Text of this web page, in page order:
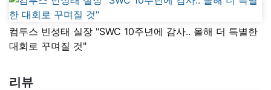
컴투스 빈성태 실장 "SWC 10주년에 감사.. 올해 더 특별한
대회로 꾸며질 것"
리뷰